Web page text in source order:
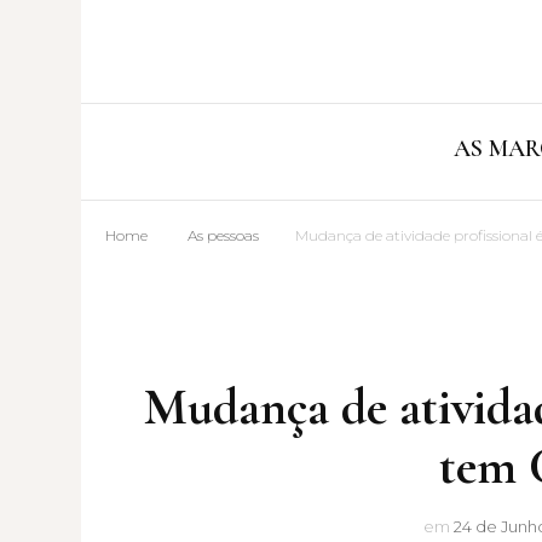
AS
Home As pessoas Mudança de atividade profissional
Mudança de
tem
em 24 de